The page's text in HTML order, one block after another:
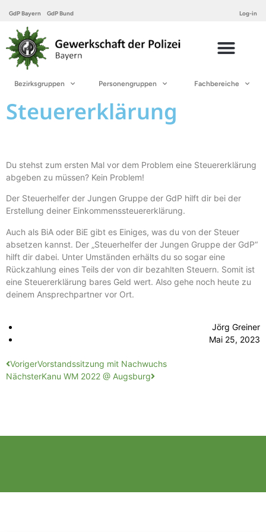
GdP Bayern GdP Bund Log-in
Bezirksgruppen Personengruppen Fachbereiche
Steuererklärung
Du stehst zum ersten Mal vor dem Problem eine Steuererklärung
abgeben zu müssen? Kein Problem!
Der Steuerhelfer der Jungen Gruppe der GdP hilft dir bei der
Erstellung deiner Einkommenssteuererklärung.
Auch als BiA oder BiE gibt es Einiges, was du von der Steuer
absetzen kannst. Der „Steuerhelfer der Jungen Gruppe der GdP“
hilft dir dabei. Unter Umständen erhälts du so sogar eine
Rückzahlung eines Teils der von dir bezahlten Steuern. Somit ist
eine Steuererklärung bares Geld wert. Also gehe noch heute zu
deinem Ansprechpartner vor Ort.
Jörg Greiner
Mai 25, 2023
VorigerVorstandssitzung mit Nachwuchs
NächsterKanu WM 2022 @ Augsburg